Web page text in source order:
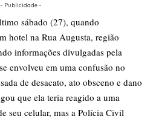
- Publicidade -
sábado (27), quando
hotel na Rua Augusta, região
informações divulgadas pela
envolveu em uma confusão no
de desacato, ato obsceno e dano
que ela teria reagido a uma
seu celular, mas a Polícia Civil